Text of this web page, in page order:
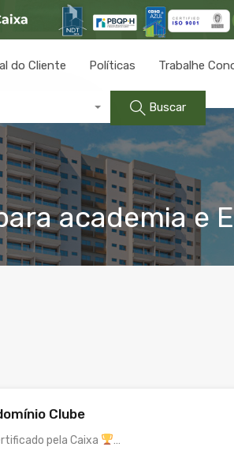
do Cliente Políticas Trabalhe
Buscar
academia e
Clube
pela Caixa …